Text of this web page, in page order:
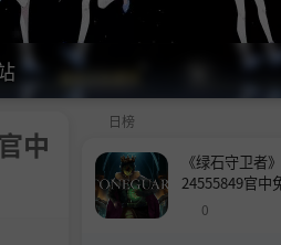
中
日榜
《绿石守卫者
24555849官中
0